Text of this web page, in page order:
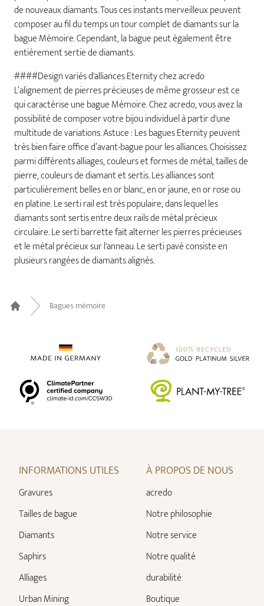
de nouveaux diamants. Tous ces instants merveilleux peuvent
composer au fil du temps un tour complet de diamants sur la
bague Mémoire. Cependant, la bague peut également être
entièrement sertie de diamants.
####Design variés d'alliances Eternity chez acredo
L’alignement de pierres précieuses de même grosseur est ce
qui caractérise une bague Mémoire. Chez acredo, vous avez la
possibilité de composer votre bijou individuel à partir d'une
multitude de variations. Astuce : Les bagues Eternity peuvent
très bien faire office d’avant-bague pour les alliances. Choisissez
parmi différents alliages, couleurs et formes de métal, tailles de
pierre, couleurs de diamant et sertis. Les alliances sont
particulièrement belles en or blanc, en or jaune, en or rose ou
en platine. Le serti rail est très populaire, dans lequel les
diamants sont sertis entre deux rails de métal précieux
circulaire. Le serti barrette fait alterner les pierres précieuses
et le métal précieux sur l'anneau. Le serti pavé consiste en
plusieurs rangées de diamants alignés.
Home
Bagues mémoire
INFORMATIONS UTILES
Gravures
Tailles de bague
Diamants
Saphirs
Alliages
Urban Mining
À PROPOS DE NOUS
acredo
Notre philosophie
Notre service
Notre qualité
durabilité
Boutique